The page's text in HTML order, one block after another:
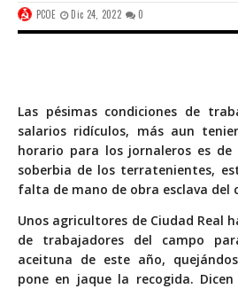
PCOE Dic 24, 2022 0
Las pésimas condiciones de
salarios ridículos, más aun
horario para los jornaleros es
soberbia de los terratenientes,
falta de mano de obra esclava del
Unos agricultores de Ciudad Real
de trabajadores del campo
aceituna de este año,
pone en jaque la recogida.